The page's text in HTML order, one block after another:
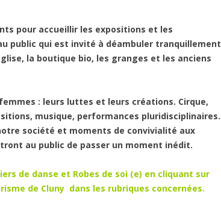
pour accueillir les expositions et les
public qui est invité à déambuler tranquillement
la boutique bio, les granges et les anciens
: leurs luttes et leurs créations. Cirque,
musique, performances pluridisciplinaires.
société et moments de convivialité aux
au public de passer un moment inédit.
de danse et Robes de soi (e) en cliquant sur
de Cluny dans les rubriques concernées.